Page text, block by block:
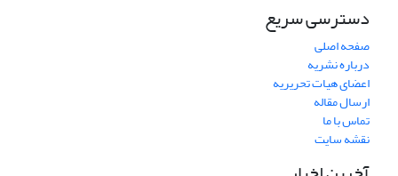
دسترسی سریع
صفحه اصلی
درباره نشریه
اعضای هیات تحریریه
ارسال مقاله
تماس با ما
نقشه سایت